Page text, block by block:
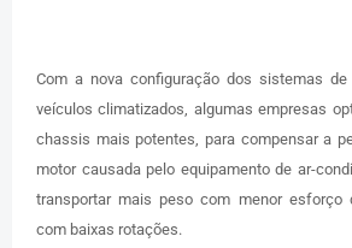
Com a nova configuração dos sistemas de
veículos climatizados, algumas empresas
chassis mais potentes, para compensar a
motor causada pelo equipamento de ar-
transportar mais peso com menor esforço
com baixas rotações.